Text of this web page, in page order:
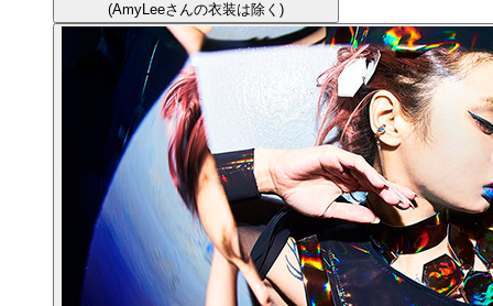
(AmyLeeさんの衣装は除く)